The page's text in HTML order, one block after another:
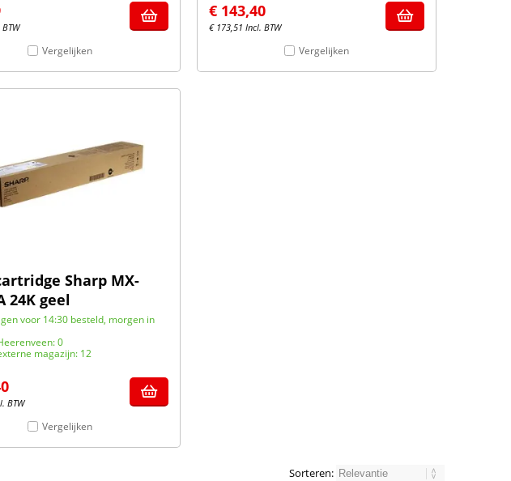
Vergelijken
€ 143,40
€ 173,51 Incl. BTW
Vergelijken
Sharp MX-
24K geel
voor 14:30 besteld, morgen in
0
magazijn: 12
BTW
Vergelijken
Sorteren: